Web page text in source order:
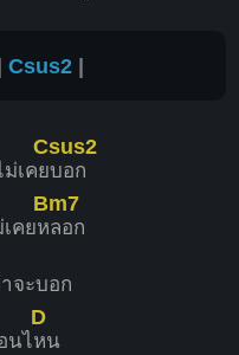
Csus2 |
เคย
Csus2
บอก
คยห
Bm7
ลอก
จะบอก
นไ
D
หน